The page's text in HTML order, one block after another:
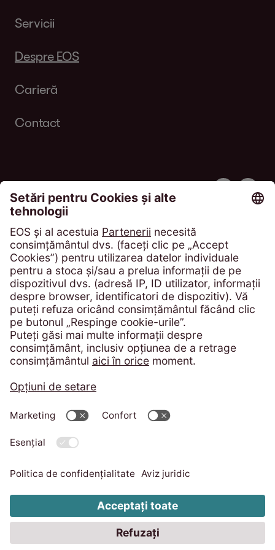
Servicii
Despre EOS
Carieră
Contact
EOS KSI România S.R.L.
Bd. Poligrafiei, Sector 1
013704 București
România
Telefon:
solicitari@eos-ksi.ro